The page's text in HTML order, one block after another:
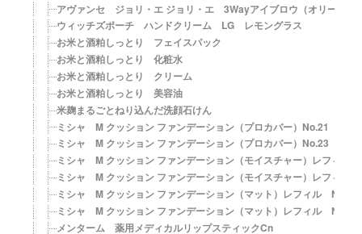
アヴァンセ ジョリ・エ ジョリ・エ 3Wayアイブロウ（オリーブブ
ウィッチズポーチ ハンドクリーム LG レモングラス
お米と酒粕しっとり フェイスパック
お米と酒粕しっとり 化粧水
お米と酒粕しっとり クリーム
お米と酒粕しっとり 美容油
米麹まるごとねり込んだ洗顔石けん
ミシャ M クッション ファンデーション（プロカバー）No.21 明る
ミシャ M クッション ファンデーション（プロカバー）No.23 自然
ミシャ M クッション ファンデーション（モイスチャー）レフィ
ミシャ M クッション ファンデーション（モイスチャー）レフィ
ミシャ M クッション ファンデーション（マット）レフィル
ミシャ M クッション ファンデーション（マット）レフィル
メンターム 薬用メディカルリップスティックCn